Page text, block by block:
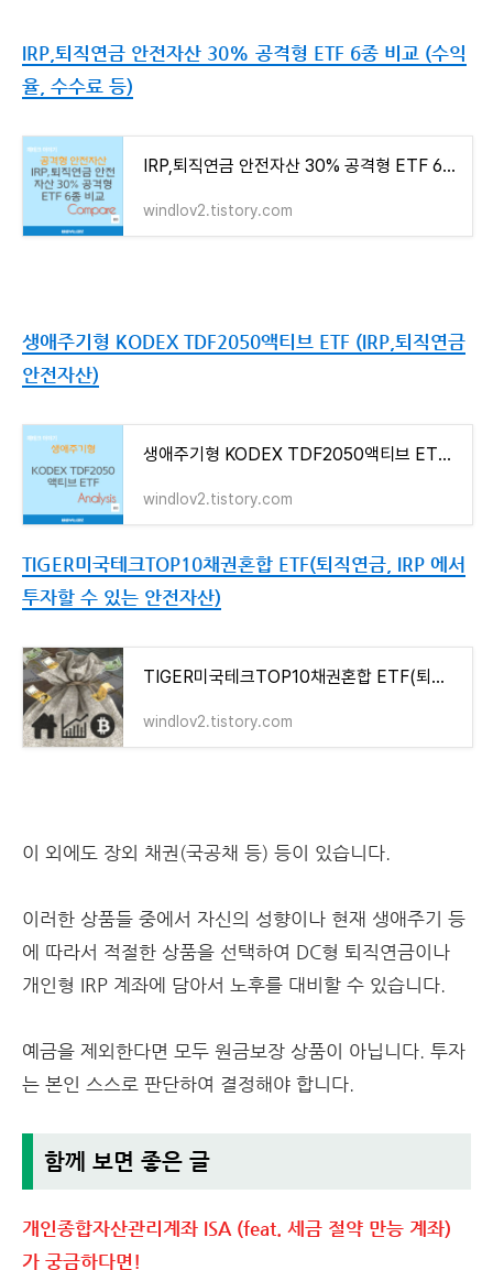
IRP,퇴직연금 안전자산 30% 공격형 ETF 6종 비교 (수익
율, 수수료 등)
IRP,퇴직연금 안전자산 30% 공격형 ETF 6종 비교 (수익율, 수수료 등)
windlov2.tistory.com
생애주기형 KODEX TDF2050액티브 ETF (IRP,퇴직연금
안전자산)
생애주기형 KODEX TDF2050액티브 ETF (IRP,퇴직연금 안전자산)
windlov2.tistory.com
TIGER미국테크TOP10채권혼합 ETF(퇴직연금, IRP 에서
투자할 수 있는 안전자산)
TIGER미국테크TOP10채권혼합 ETF(퇴직연금, IRP 에서 투자할 수 있는 안전자산)
windlov2.tistory.com
이 외에도 장외 채권(국공채 등) 등이 있습니다.
이러한 상품들 중에서 자신의 성향이나 현재 생애주기 등
에 따라서 적절한 상품을 선택하여 DC형 퇴직연금이나
개인형 IRP 계좌에 담아서 노후를 대비할 수 있습니다.
예금을 제외한다면 모두 원금보장 상품이 아닙니다. 투자
는 본인 스스로 판단하여 결정해야 합니다.
함께 보면 좋은 글
개인종합자산관리계좌 ISA (feat. 세금 절약 만능 계좌)
가 궁금하다면!